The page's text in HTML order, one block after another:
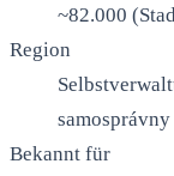
~82.000
Region
Bekannt für